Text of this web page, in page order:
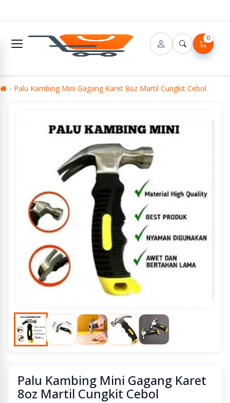
0
Palu Kambing Mini Gagang Karet 8oz Martil Cungkit Cebol
Palu Kambing Mini Gagang Karet
8oz Martil Cungkit Cebol